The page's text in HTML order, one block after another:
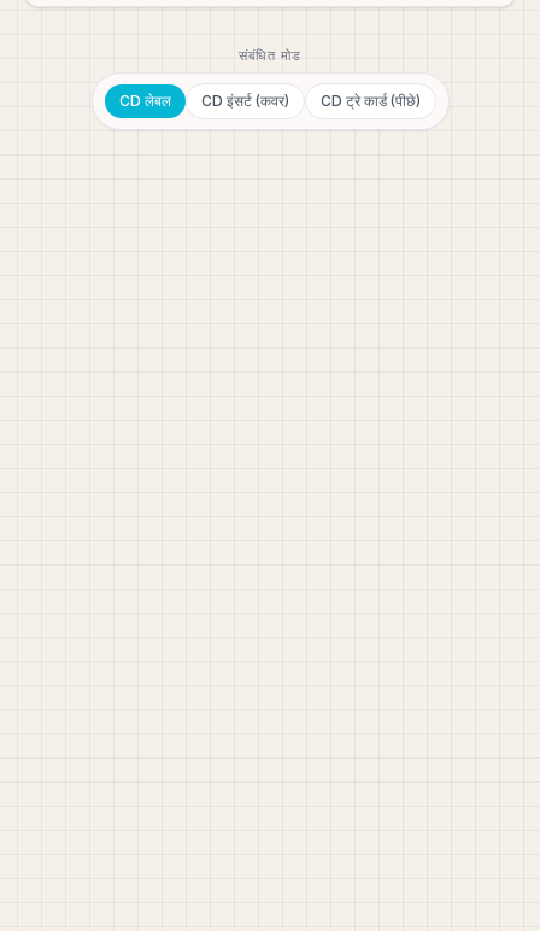
संबंधित मोड
CD लेबल CD इंसर्ट (कवर) CD ट्रे कार्ड (पीछे)